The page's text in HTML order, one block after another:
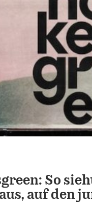
So
auf den